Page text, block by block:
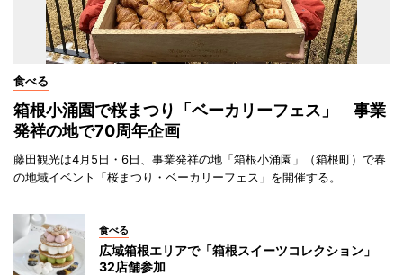
食べる
箱根小涌園で桜まつり「ベーカリーフェス」 事業
発祥の地で70周年企画
藤田観光は4月5日・6日、事業発祥の地「箱根小涌園」（箱根町）で春
の地域イベント「桜まつり・ベーカリーフェス」を開催する。
食べる
広域箱根エリアで「箱根スイーツコレクション」
32店舗参加